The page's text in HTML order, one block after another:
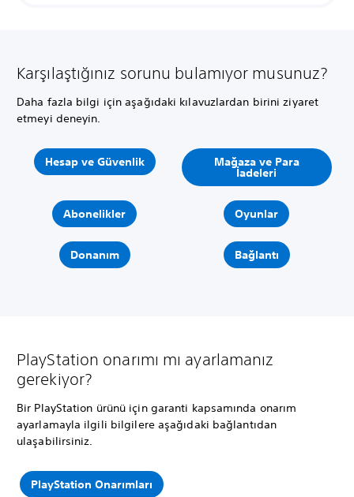
Karşılaştığınız sorunu bulamıyor musunuz?
Daha fazla bilgi için aşağıdaki kılavuzlardan birini ziyaret
etmeyi deneyin.
Hesap ve Güvenlik Mağaza ve Para
İadeleri
Abonelikler Oyunlar
Donanım Bağlantı
PlayStation onarımı mı ayarlamanız
gerekiyor?
Bir PlayStation ürünü için garanti kapsamında onarım
ayarlamayla ilgili bilgilere aşağıdaki bağlantıdan
ulaşabilirsiniz.
PlayStation Onarımları